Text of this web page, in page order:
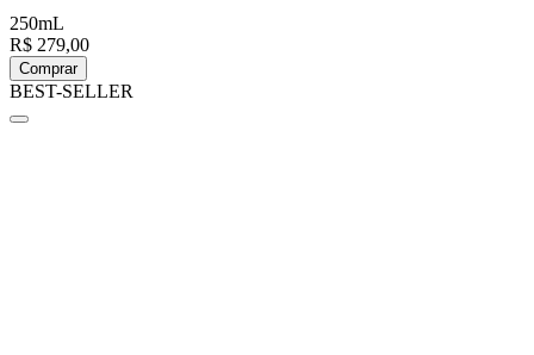
250mL
R$ 279,00
Comprar
BEST-SELLER